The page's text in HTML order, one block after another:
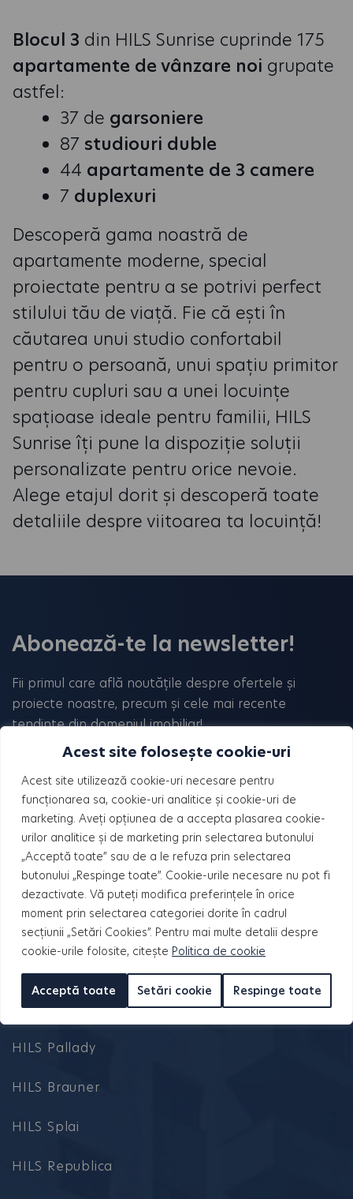
Acest site folosește cookie-uri
Acest site utilizează cookie-uri necesare pentru
funcționarea sa, cookie-uri analitice și cookie-uri de
marketing. Aveți opțiunea de a accepta plasarea cookie-
urilor analitice și de marketing prin selectarea butonului
„Acceptă toate” sau de a le refuza prin selectarea
butonului „Respinge toate”. Cookie-urile necesare nu pot fi
dezactivate. Vă puteți modifica preferințele în orice
moment prin selectarea categoriei dorite în cadrul
secțiunii „Setări Cookies”. Pentru mai multe detalii despre
cookie-urile folosite, citește Politica de cookie
Setări cookie Respinge toate
Acceptă toate
Blocul 3 din HILS Sunrise cuprinde 175
apartamente de vânzare noi grupate
astfel:
37 de garsoniere
87 studiouri duble
44 apartamente de 3 camere
7 duplexuri
Descoperă gama noastră de
apartamente moderne, special
proiectate pentru a se potrivi perfect
stilului tău de viață. Fie că ești în
căutarea unui studio confortabil
pentru o persoană, unui spațiu primitor
pentru cupluri sau a unei locuințe
spațioase ideale pentru familii, HILS
Sunrise îți pune la dispoziție soluții
personalizate pentru orice nevoie.
Alege etajul dorit și descoperă toate
detaliile despre viitoarea ta locuință!
Abonează-te la newsletter!
Fii primul care află noutățile despre ofertele și
proiecte noastre, precum și cele mai recente
tendințe din domeniul imobiliar!
PROIECTE
HILS Pallady
HILS Brauner
HILS Splai
HILS Republica